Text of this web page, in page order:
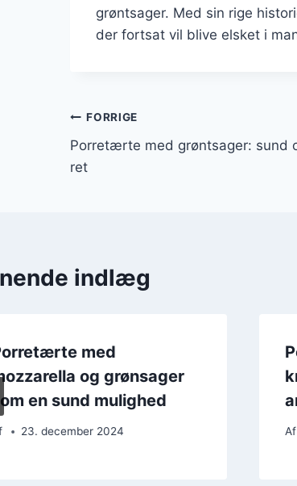
grøntsager. Med sin rige
der fortsat vil blive elsket i
Indlægsnavigation
FORRIGE
Porretærte med grøntsager: sund
ret
indlæg
med
og grønsager
en sund mulighed
23. december 2024 Af